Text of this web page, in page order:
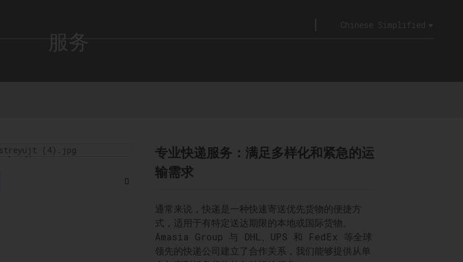
Chinese Simplified
服务
Loading...
Loading...
专业快递服务：满足多样化和紧急的运
输需求
通常来说，快递是一种快速寄送优先货物的便捷方
式，适用于有特定送达期限的本地或国际货物。
Amasia Group 与 DHL、UPS 和 FedEx 等全球
领先的快递公司建立了合作关系，我们能够提供从单